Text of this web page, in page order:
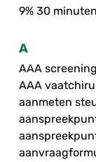
9% 30 minuten
A
AAA screening
AAA
aanmeten